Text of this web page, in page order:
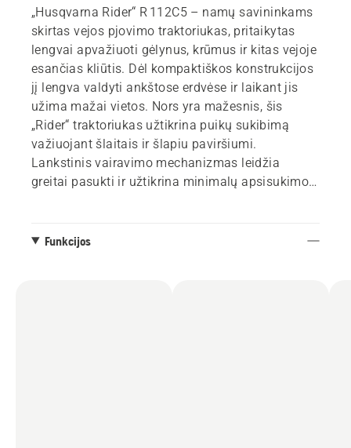
„Husqvarna Rider“ R 112C5 – namų savininkams
skirtas vejos pjovimo traktoriukas, pritaikytas
lengvai apvažiuoti gėlynus, krūmus ir kitas vejoje
esančias kliūtis. Dėl kompaktiškos konstrukcijos
jį lengva valdyti ankštose erdvėse ir laikant jis
užima mažai vietos. Nors yra mažesnis, šis
„Rider“ traktoriukas užtikrina puikų sukibimą
važiuojant šlaitais ir šlapiu paviršiumi.
Lankstinis vairavimo mechanizmas leidžia
greitai pasukti ir užtikrina minimalų apsisukimo
mažus gabaliukus susmulkinta žolė greitai suirtų
Funkcijos